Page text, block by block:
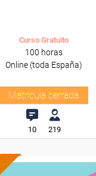
Curso Gratuito
100 horas
Online (toda España)
Matrícula cerrada
10 219